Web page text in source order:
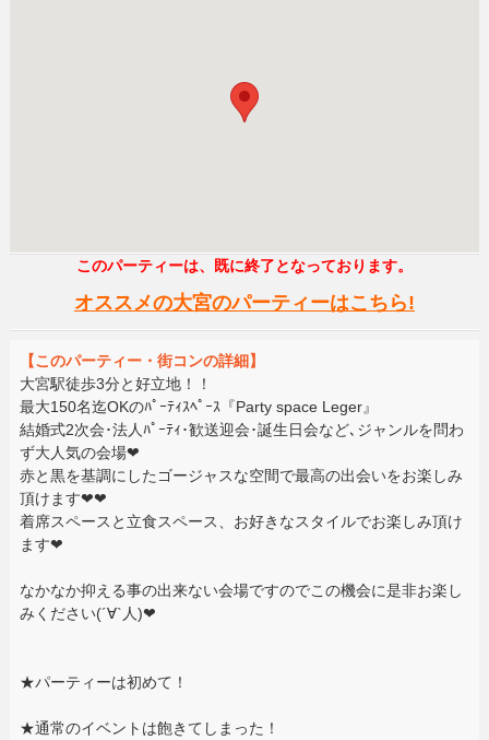
このパーティーは、既に終了となっております。
オススメの大宮のパーティーはこちら!
【このパーティー・街コンの詳細】
大宮駅徒歩3分と好立地！！
最大150名迄OKのﾊﾟｰﾃｨｽﾍﾟｰｽ『Party space Leger』
結婚式2次会･法人ﾊﾟｰﾃｨ･歓送迎会･誕生日会など､ジャンルを問わ
ず大人気の会場❤
赤と黒を基調にしたゴージャスな空間で最高の出会いをお楽しみ
頂けます❤❤
着席スペースと立食スペース、お好きなスタイルでお楽しみ頂け
ます❤
なかなか抑える事の出来ない会場ですのでこの機会に是非お楽し
みください(´∀`人)❤
★パーティーは初めて！
★通常のイベントは飽きてしまった！